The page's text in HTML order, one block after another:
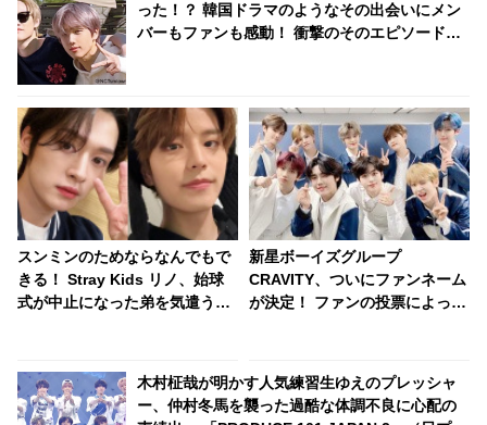
った！？ 韓国ドラマのようなその出会いにメン
バーもファンも感動！ 衝撃のそのエピソードと
スンミンのためならなんでもで
きる！ Stray Kids リノ、始球
式が中止になった弟を気遣う姿
ルしてあげる」
新星ボーイズグループ
CRAVITY、ついにファンネーム
が決定！ ファンの投票によって
木村柾哉が明かす人気練習生ゆえのプレッシャ
ー、仲村冬馬を襲った過酷な体調不良に心配の